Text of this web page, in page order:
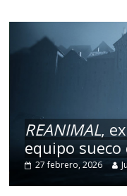
REANIMAL,
equipo
27 febrero, 2026